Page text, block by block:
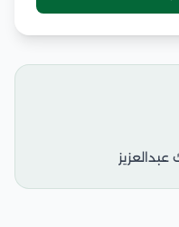
عبدالعزيز